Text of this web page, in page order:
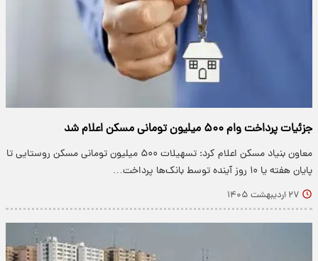
جزئیات پرداخت وام ۵۰۰ میلیون تومانی مسکن اعلام شد
معاون بنیاد مسکن اعلام کرد: تسهیلات ۵۰۰ میلیون تومانی مسکن روستایی تا
پایان هفته یا ۱۰ روز آینده توسط بانک‌ها پرداخت…
۲۷ اردیبهشت ۱۴۰۵